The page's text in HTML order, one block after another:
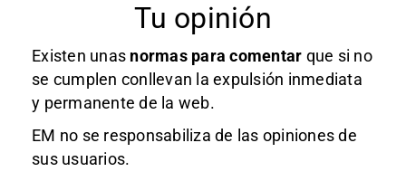
Tu opinión
Existen unas normas para comentar que si no
se cumplen conllevan la expulsión inmediata
y permanente de la web.
EM no se responsabiliza de las opiniones de
sus usuarios.